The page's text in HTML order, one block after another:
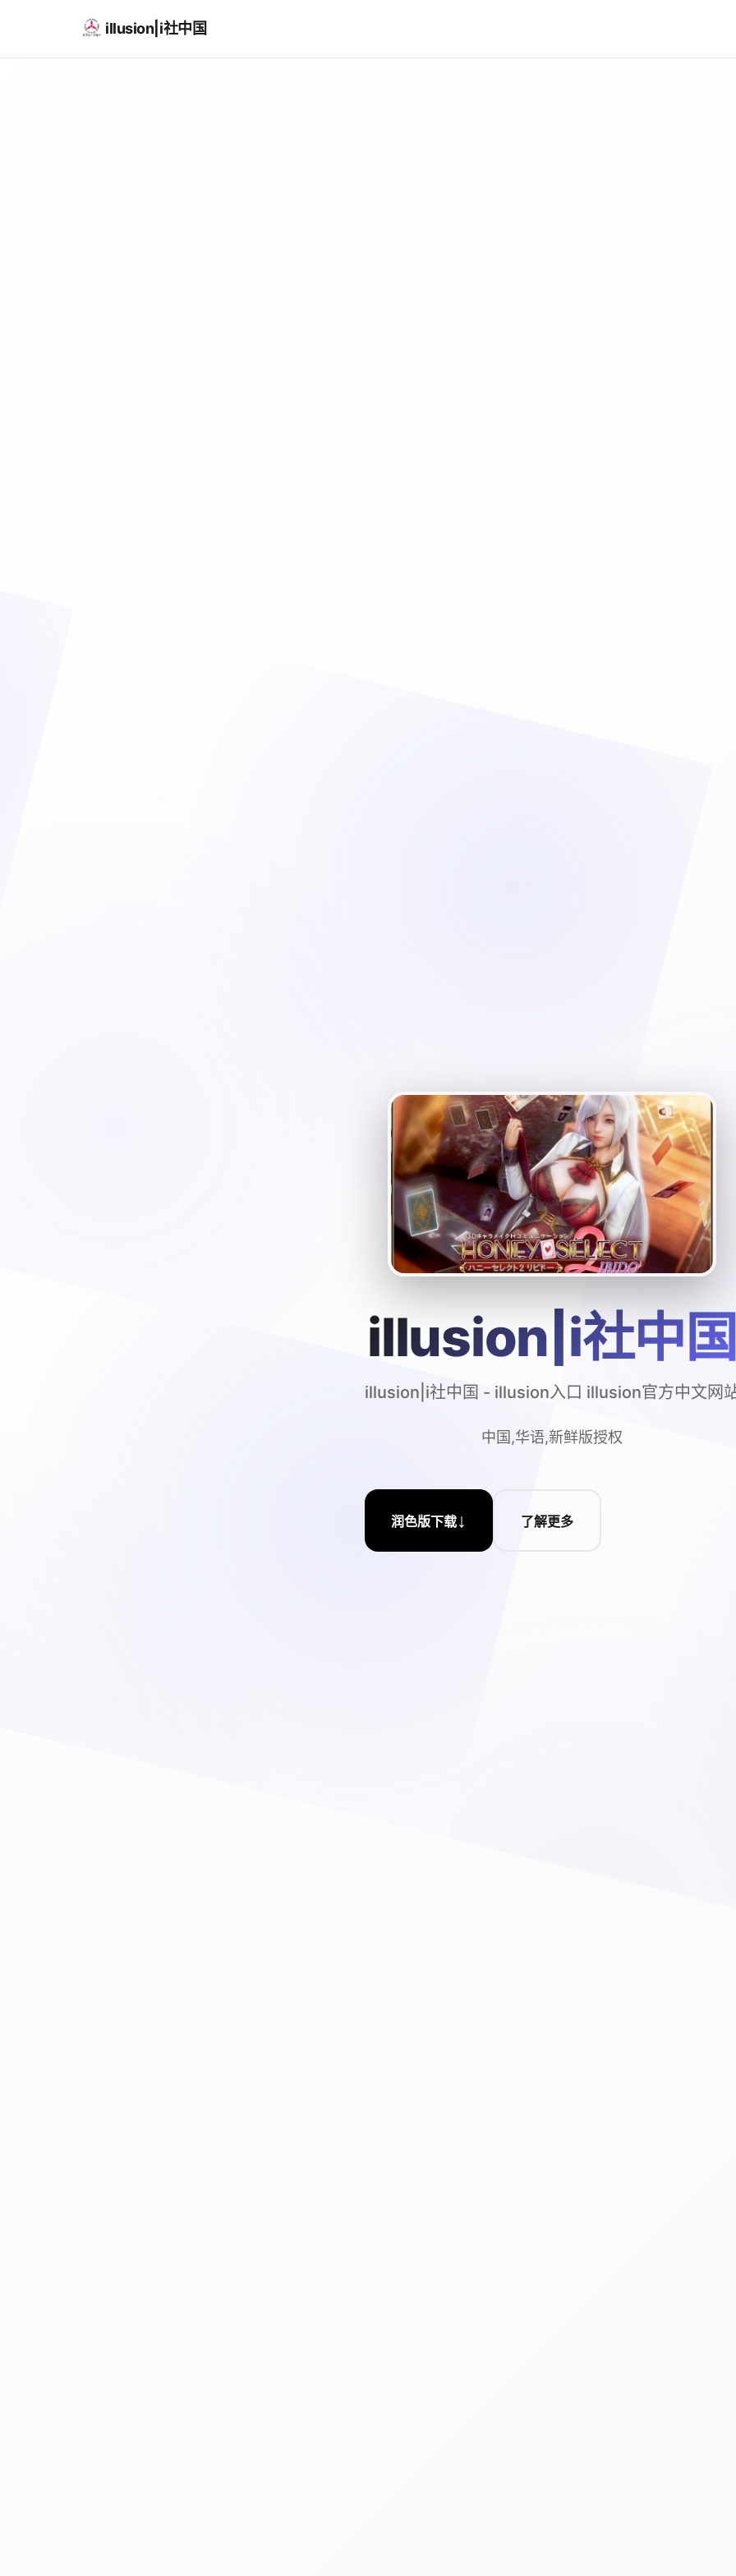
illusion|i社中国
illusion|i社中国
illusion|i社中国 - illusion入口 illusion官方中文网
中国,华语,新鲜版授权
润色版下载↓ 了解更多